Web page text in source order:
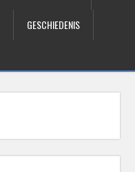
GESCHIEDENIS